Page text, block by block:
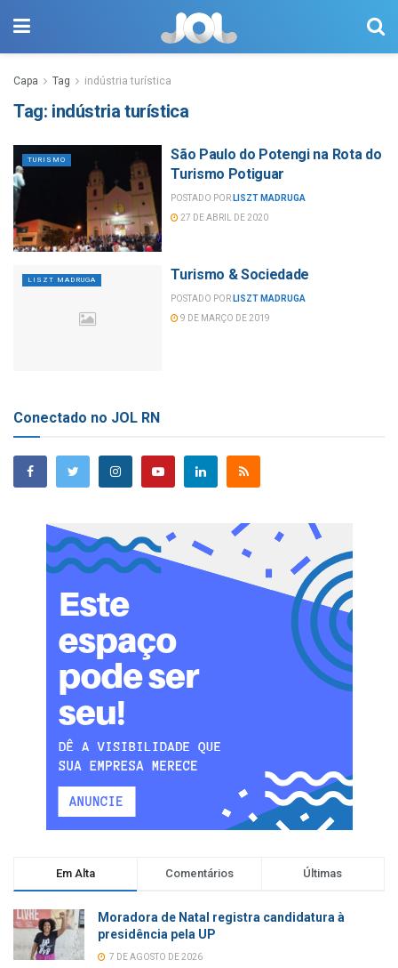
Capa Tag indústria turística
Tag: indústria turística
TURISMO
São Paulo do Potengi na Rota do
Turismo Potiguar
POSTADO POR LISZT MADRUGA
27 DE ABRIL DE 2020
LISZT MADRUGA Turismo & Sociedade
POSTADO POR LISZT MADRUGA
9 DE MARÇO DE 2019
Conectado no JOL RN
Em Alta Comentários Últimas
Moradora de Natal registra candidatura à
presidência pela UP
7 DE AGOSTO DE 2026